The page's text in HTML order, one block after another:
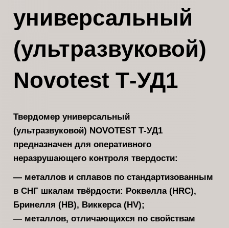
универсальный
(ультразвуковой)
Novotest Т-УД1
Твердомер универсальный
(ультразвуковой) NOVOTEST Т-УД1
предназначен для оперативного
неразрушающего контроля твердости:
— металлов и сплавов по стандартизованным
в СНГ шкалам твёрдости: Роквелла (HRC),
Бринелля (HB), Виккерса (HV);
— металлов, отличающихся по свойствам